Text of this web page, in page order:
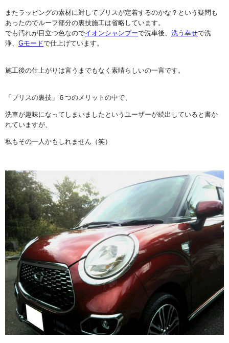
またラッピングの素材に対してブリスが定着するのかな？という疑問も
あったのでルーフ部分の裏技施工は省略しています。
でも汚れが目立つ色なのでイオンシャンプーで洗車後、 洗う幸せで洗
浄、 Gモードで仕上げています。
施工後の仕上がりは言うまでもなく素晴らしいの一言です。
「ブリスの裏技」６つのメリットの中で、
洗車が趣味になってしまいましたというユーザーが続出していると書か
れていますが、
私もその一人かもしれません（笑）